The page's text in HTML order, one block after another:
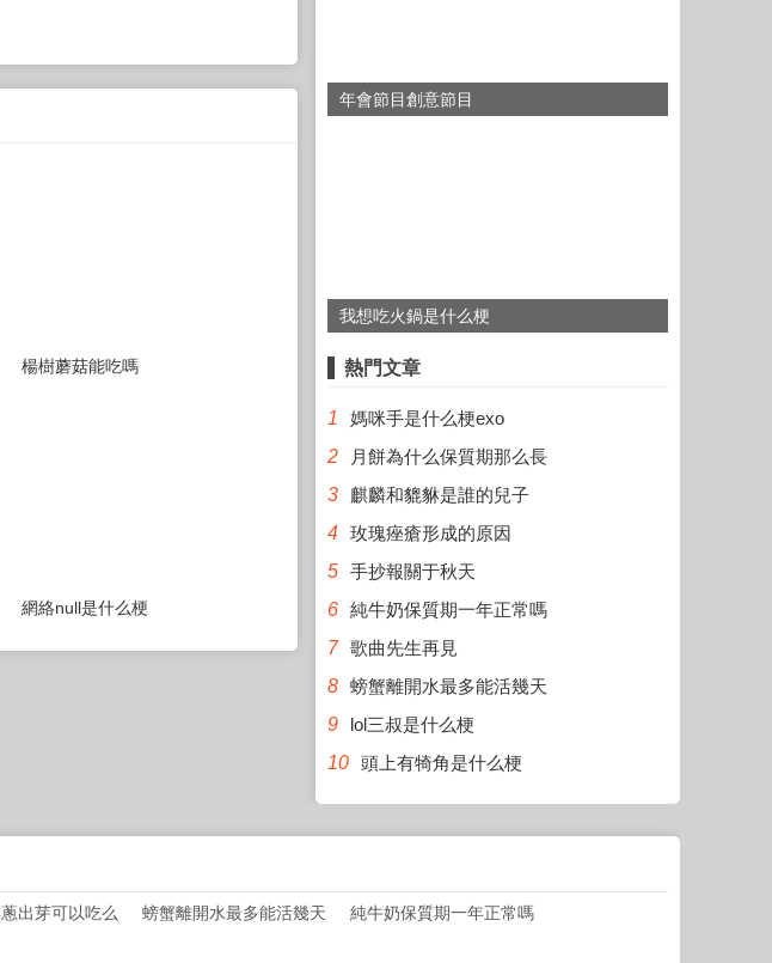
楊樹蘑菇能吃嗎
網絡null是什么梗
年會節目創意節目
我想吃火鍋是什么梗
熱門文章
1
媽咪手是什么梗exo
2
月餅為什么保質期那么長
3
麒麟和貔貅是誰的兒子
4 玫瑰痤瘡形成的原因
5 手抄報關于秋天
6 純牛奶保質期一年正常嗎
7 歌曲先生再見
8 螃蟹離開水最多能活幾天
9
lol三叔是什么梗
10 頭上有犄角是什么梗
出芽可以吃么 螃蟹離開水最多能活幾天 純牛奶保質期一年正常嗎